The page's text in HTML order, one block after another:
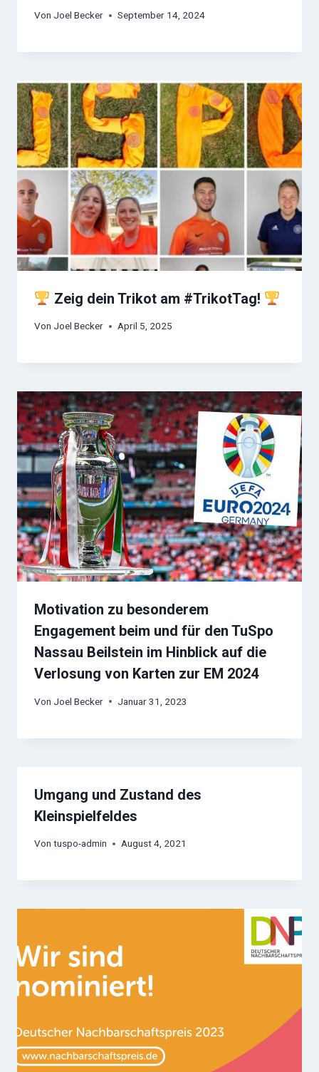
Von Joel Becker September 14, 2024
Zeig dein Trikot am #TrikotTag!
Von Joel Becker April 5, 2025
Motivation zu besonderem
Engagement beim und für den TuSpo
Nassau Beilstein im Hinblick auf die
Verlosung von Karten zur EM 2024
Von Joel Becker Januar 31, 2023
Umgang und Zustand des
Kleinspielfeldes
Von tuspo-admin August 4, 2021